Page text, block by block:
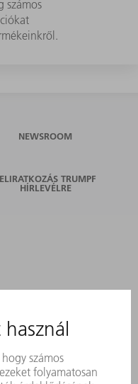
számos
NEWSROOM
TRUMPF
HÍRLEVÉLRE